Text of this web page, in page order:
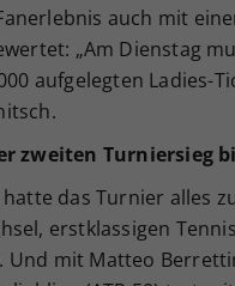
auch mit
„Am Dienstag
aufgelegten Ladies-
zweiten Turniersieg
das Turnier alles
erstklassigen
Und mit Matteo